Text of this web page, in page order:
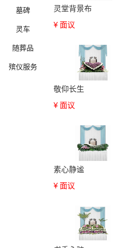
墓碑
灵车
随葬品
殡仪服务
灵堂背景布
¥ 面议
敬仰长生
¥ 面议
素心静谧
¥ 面议